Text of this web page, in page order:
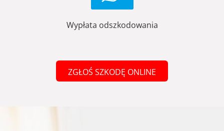
Wypłata odszkodowania
ZGŁOŚ SZKODĘ ONLINE